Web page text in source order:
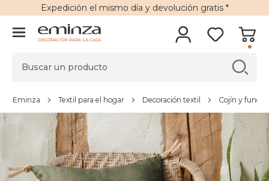
Expedición el mismo día y devolución gratis*
DECORACIÓN PARA LA CASA
Eminza Textil para el hogar Decoración textil Cojín y funda